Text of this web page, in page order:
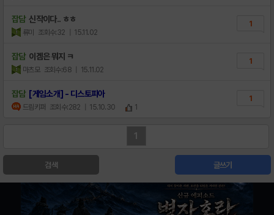
잡담 신작이다.. ㅎㅎ
류미 조회수:32 | 15.11.02
1
잡담 이겜은 뭐지 ㅋ
마츠모 조회수:68 | 15.11.02
1
잡담 [게임소개] - 디스토피아
드림키퍼 조회수:282 | 15.10.30 1
1
1
검색 글쓰기